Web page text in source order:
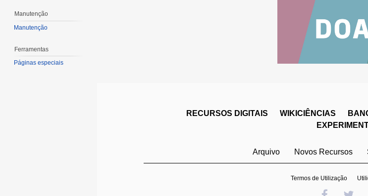
Manutenção
Manutenção
Ferramentas
Páginas especiais
RECURSOS DIGITAIS WIKICIÊNCIAS
Arquivo Novos Recursos
Termos de Utilização